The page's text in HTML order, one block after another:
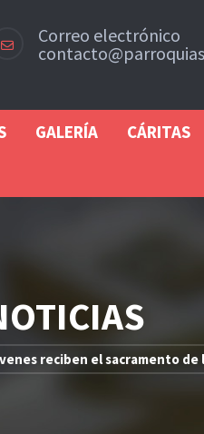
Correo electrónico
GALERÍA CÁRITAS
reciben el sacramento